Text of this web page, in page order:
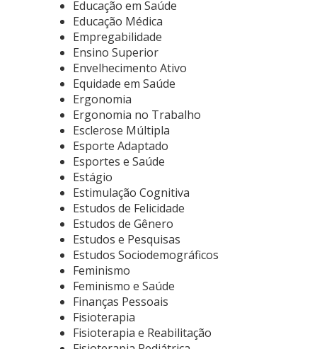
Educação em Saúde
Educação Médica
Empregabilidade
Ensino Superior
Envelhecimento Ativo
Equidade em Saúde
Ergonomia
Ergonomia no Trabalho
Esclerose Múltipla
Esporte Adaptado
Esportes e Saúde
Estágio
Estimulação Cognitiva
Estudos de Felicidade
Estudos de Gênero
Estudos e Pesquisas
Estudos Sociodemográficos
Feminismo
Feminismo e Saúde
Finanças Pessoais
Fisioterapia
Fisioterapia e Reabilitação